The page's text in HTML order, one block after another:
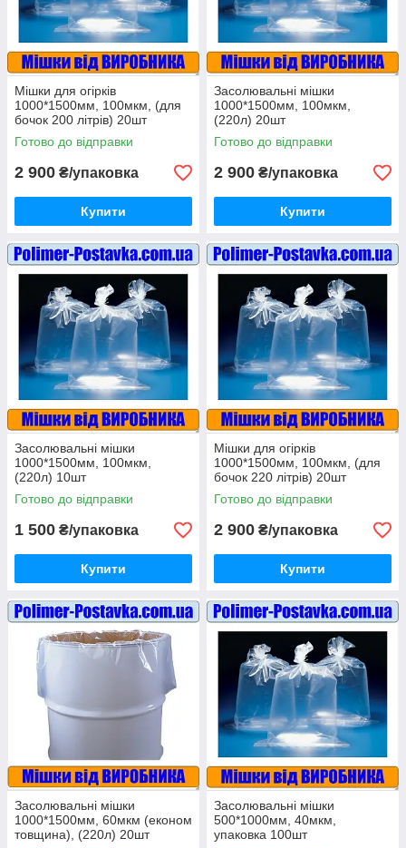
Мішки для огірків
1000*1500мм, 100мкм, (для
бочок 200 літрів) 20шт
Готово до відправки
2 900 ₴/упаковка
Купити
Засолювальні мішки
1000*1500мм, 100мкм,
(220л) 20шт
Готово до відправки
2 900 ₴/упаковка
Купити
Засолювальні мішки
1000*1500мм, 100мкм,
(220л) 10шт
Готово до відправки
1 500 ₴/упаковка
Купити
Мішки для огірків
1000*1500мм, 100мкм, (для
бочок 220 літрів) 20шт
Готово до відправки
2 900 ₴/упаковка
Купити
Засолювальні мішки
1000*1500мм, 60мкм (економ
товщина), (220л) 20шт
Засолювальні мішки
500*1000мм, 40мкм,
упаковка 100шт